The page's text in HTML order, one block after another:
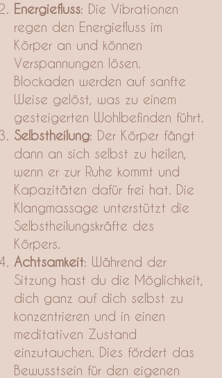
Energiefluss: Die Vibrationen
regen den Energiefluss im
Körper an und können
Verspannungen lösen.
Blockaden werden auf sanfte
Weise gelöst, was zu einem
gesteigerten Wohlbefinden führt.
Selbstheilung: Der Körper fängt
dann an sich selbst zu heilen,
wenn er zur Ruhe kommt und
Kapazitäten dafür frei hat. Die
Klangmassage unterstützt die
Selbstheilungskräfte des
Körpers.
Achtsamkeit: Während der
Sitzung hast du die Möglichkeit,
dich ganz auf dich selbst zu
konzentrieren und in einen
meditativen Zustand
einzutauchen. Dies fördert das
Bewusstsein für den eigenen